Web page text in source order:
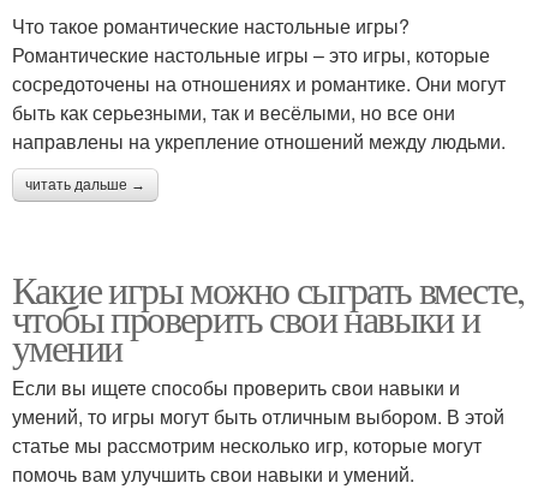
Что такое романтические настольные игры?
Романтические настольные игры – это игры, которые
сосредоточены на отношениях и романтике. Они могут
быть как серьезными, так и весёлыми, но все они
направлены на укрепление отношений между людьми.
читать дальше →
Какие игры можно сыграть вместе,
чтобы проверить свои навыки и
умении
Если вы ищете способы проверить свои навыки и
умений, то игры могут быть отличным выбором. В этой
статье мы рассмотрим несколько игр, которые могут
помочь вам улучшить свои навыки и умений.